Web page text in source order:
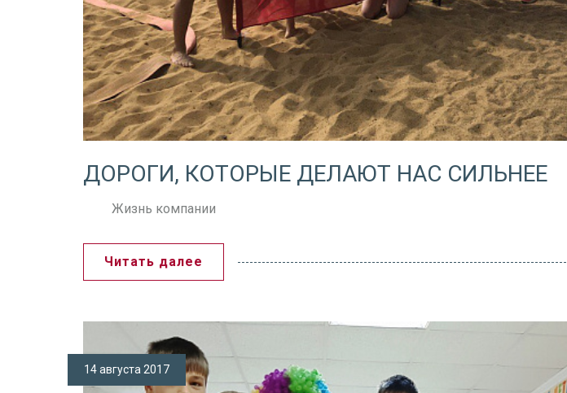
ДОРОГИ, КОТОРЫЕ ДЕЛАЮТ НАС СИЛЬНЕЕ
Жизнь компании
Читать далее
14 августа 2017